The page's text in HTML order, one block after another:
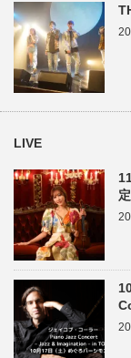
LIVE